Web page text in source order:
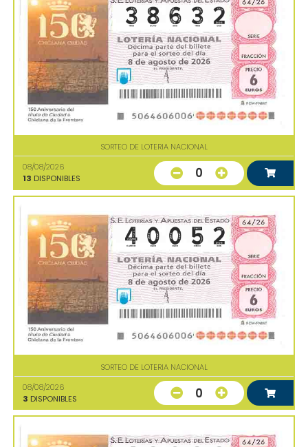
SORTEO DE LOTERIA NACIONAL
08/08/2026
13 DISPONIBLES 0
SORTEO DE LOTERIA NACIONAL
08/08/2026
3 DISPONIBLES 0